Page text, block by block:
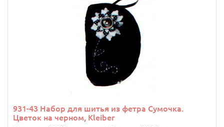
931-43 Набор для шитья из фетра Сумочка.
Цветок на черном, Kleiber